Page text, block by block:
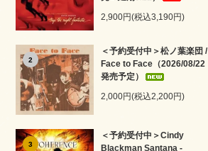
2,900円(税込3,190円)
2
＜予約受付中＞松ノ葉楽団 /
Face to Face（2026/08/22
発売予定）
2,000円(税込2,200円)
3
＜予約受付中＞Cindy
Blackman Santana -